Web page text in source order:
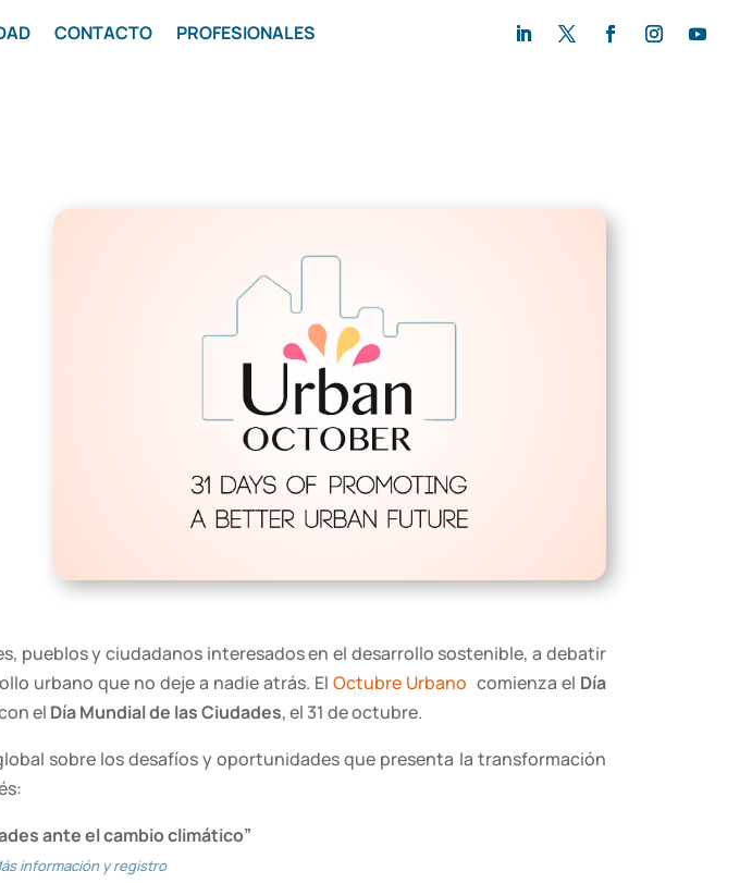
CONTACTO
PROFESIONALES
pueblos y ciudadanos interesados en el desarrollo sostenible, a debatir
urbano que no deje a nadie atrás. ElOctubre Urbano comienza el Día
el Día Mundial de las Ciudades, el 31 de octubre.
sobre los desafíos y oportunidades que presenta la transformación
ante el cambio climático”
información y registro